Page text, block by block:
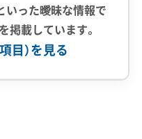
の浸水といった、エ
の備えが欠かせま
いった曖昧な情報で
掲載しています。
目）を見る